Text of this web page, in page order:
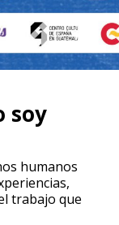
soy
humanos
trabajo que